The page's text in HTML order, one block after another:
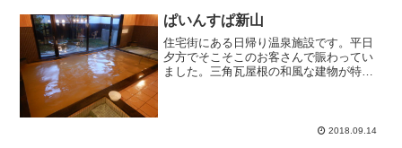
ぱいんすぱ新山
住宅街にある日帰り温泉施設です。平日
夕方でそこそこのお客さんで賑わってい
ました。三角瓦屋根の和風な建物が特徴
2018.09.14